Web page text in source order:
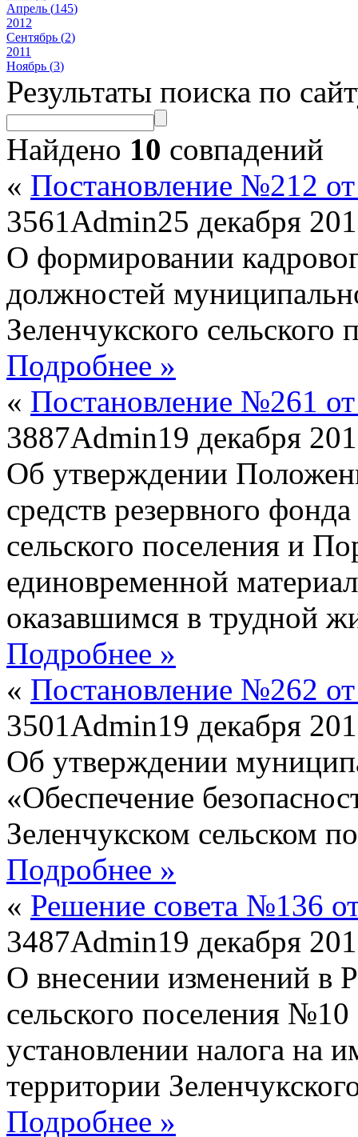
Апрель (145)
2012
Сентябрь (2)
2011
Ноябрь (3)
Результаты поиска по
Найдено 10 совпадений
« Постановление №212
3561Admin25 декабря
О формировании
должностей
Зеленчукского сельского
Подробнее »
« Постановление №261
3887Admin19 декабря
Об утверждении
средств резервного
сельского поселения и
единовременной
оказавшимся в трудной
Подробнее »
« Постановление №262
3501Admin19 декабря
Об утверждении
«Обеспечение
Зеленчукском сельском
Подробнее »
« Решение совета №136
3487Admin19 декабря
О внесении изменений в
сельского поселения
установлении налога на
территории
Подробнее »